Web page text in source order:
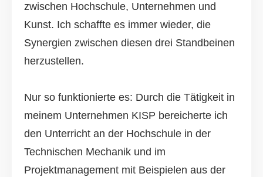
zwischen Hochschule, Unternehmen und
Kunst. Ich schaffte es immer wieder, die
Synergien zwischen diesen drei Standbeinen
herzustellen.
Nur so funktionierte es: Durch die Tätigkeit in
meinem Unternehmen KISP bereicherte ich
den Unterricht an der Hochschule in der
Technischen Mechanik und im
Projektmanagement mit Beispielen aus der